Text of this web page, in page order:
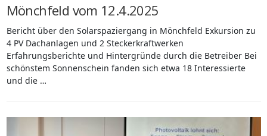
Mönchfeld vom 12.4.2025
Bericht über den Solarspaziergang in Mönchfeld Exkursion zu
4 PV Dachanlagen und 2 Steckerkraftwerken
Erfahrungsberichte und Hintergründe durch die Betreiber Bei
schönstem Sonnenschein fanden sich etwa 18 Interessierte
und die …